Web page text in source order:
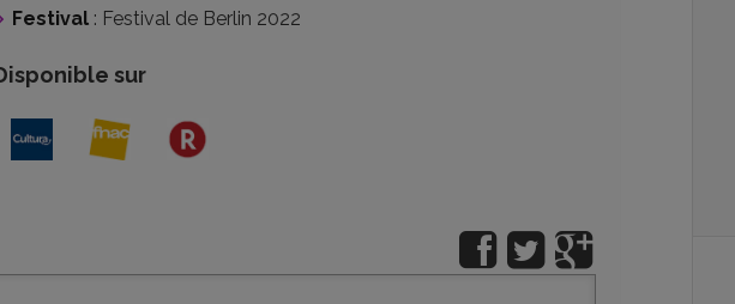
Festival : Festival de Berlin 2022
sur